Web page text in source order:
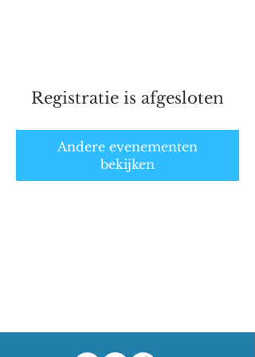
Registratie is afgesloten
Andere evenementen
bekijken